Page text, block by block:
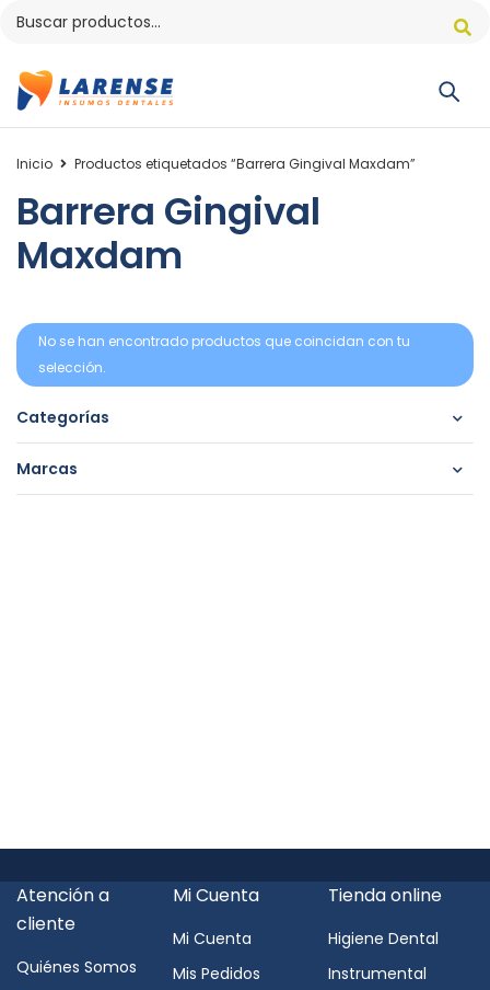
Inicio Productos etiquetados “Barrera Gingival Maxdam”
Barrera Gingival
Maxdam
Categorías
Marcas
No se han encontrado productos que coincidan con tu
selección.
Atención a
cliente
Quiénes Somos
Mi Cuenta
Mi Cuenta
Mis Pedidos
Tienda online
Higiene Dental
Instrumental